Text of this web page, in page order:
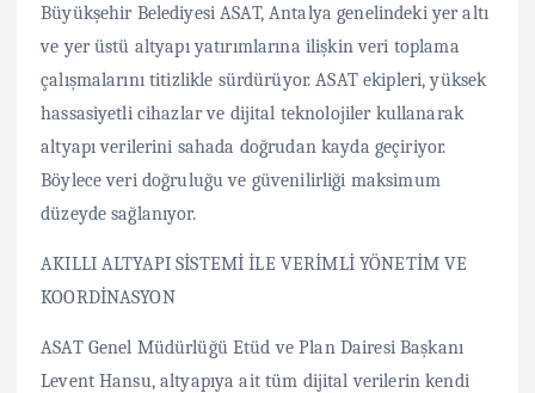
Büyükşehir Belediyesi ASAT, Antalya genelindeki yer altı
ve yer üstü altyapı yatırımlarına ilişkin veri toplama
çalışmalarını titizlikle sürdürüyor. ASAT ekipleri, yüksek
hassasiyetli cihazlar ve dijital teknolojiler kullanarak
altyapı verilerini sahada doğrudan kayda geçiriyor.
Böylece veri doğruluğu ve güvenilirliği maksimum
düzeyde sağlanıyor.
AKILLI ALTYAPI SİSTEMİ İLE VERİMLİ YÖNETİM VE
KOORDİNASYON
ASAT Genel Müdürlüğü Etüd ve Plan Dairesi Başkanı
Levent Hansu, altyapıya ait tüm dijital verilerin kendi